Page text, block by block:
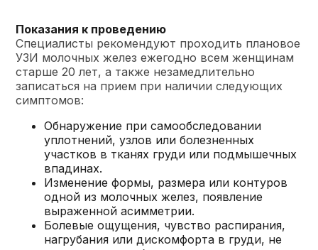
Показания к проведению
Специалисты рекомендуют проходить плановое
УЗИ молочных желез ежегодно всем женщинам
старше 20 лет, а также незамедлительно
записаться на прием при наличии следующих
симптомов:
Обнаружение при самообследовании
уплотнений, узлов или болезненных
участков в тканях груди или подмышечных
впадинах.
Изменение формы, размера или контуров
одной из молочных желез, появление
выраженной асимметрии.
Болевые ощущения, чувство распирания,
нагрубания или дискомфорта в груди, не